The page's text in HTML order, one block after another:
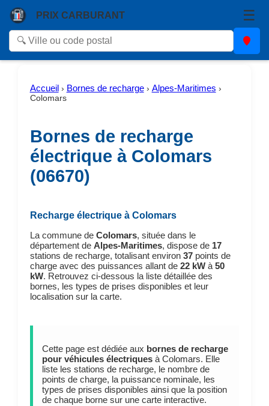
PRIX CARBURANT ☰
Accueil › Bornes de recharge› Alpes-Maritimes ›
Colomars
Bornes de recharge
électrique à Colomars
(06670)
Recharge électrique à Colomars
La commune de Colomars, située dans le
département de Alpes-Maritimes, dispose de 17
stations de recharge, totalisant environ 37points de
charge avec des puissances allant de 22 kWà 50
kW. Retrouvez ci-dessous la liste détaillée des
bornes, les types de prises disponibles et leur
localisation sur la carte.
Cette page est dédiée aux bornes de recharge
pour véhicules électriquesà Colomars. Elle
liste les stations de recharge, le nombre de
points de charge, la puissance nominale, les
types de prises disponibles ainsi que la position
de chaque borne sur une carte interactive.